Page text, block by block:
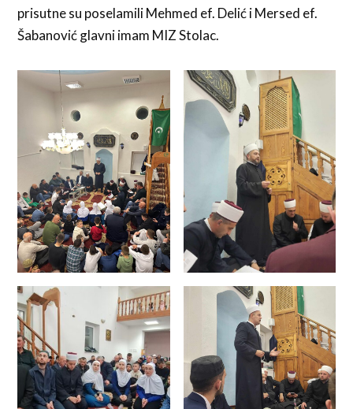
prisutne su poselamili Mehmed ef. Delić i Mersed ef.
Šabanović glavni imam MIZ Stolac.